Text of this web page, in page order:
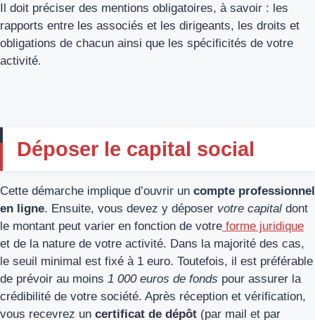
Il doit préciser des mentions obligatoires, à savoir : les
rapports entre les associés et les dirigeants, les droits et
obligations de chacun ainsi que les spécificités de votre
activité.
Déposer le capital social
Cette démarche implique d’ouvrir un compte professionnel
en ligne. Ensuite, vous devez y déposer votre capital dont
le montant peut varier en fonction de votre forme juridique
et de la nature de votre activité. Dans la majorité des cas,
le seuil minimal est fixé à 1 euro. Toutefois, il est préférable
de prévoir au moins 1 000 euros de fonds pour assurer la
crédibilité de votre société. Après réception et vérification,
vous recevrez un certificat de dépôt (par mail et par